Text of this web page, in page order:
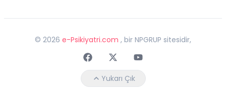
© 2026 e-Psikiyatri.com , bir NPGRUP sitesidir,
FaceebokTwitterYoutube
Yukarı Çık